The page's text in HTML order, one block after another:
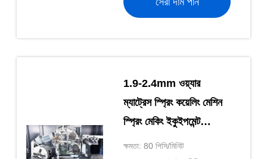
1.9-2.4mm ওয়্যার
ম্যাট্রেস স্প্রিং কয়েলিং মেশিন
স্প্রিং মেকিং ইকুইপমেন্ট
ZOLYTECH
ক্ষমতা: 80 পিসি/মিনিট